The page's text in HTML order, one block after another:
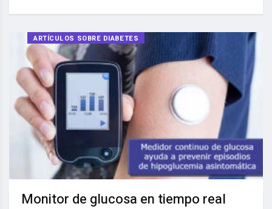
ARTÍCULOS SOBRE DIABETES
Monitor de glucosa en tiempo real